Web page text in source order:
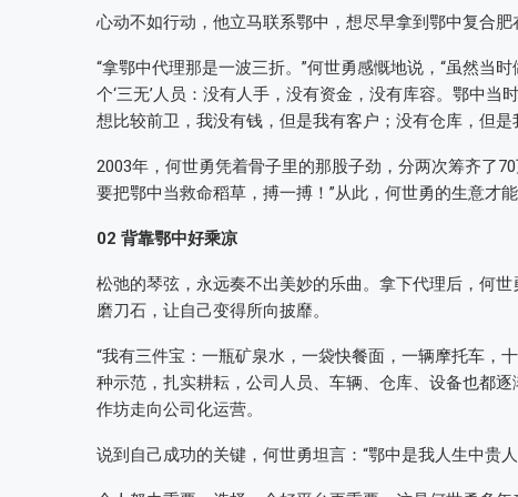
心动不如行动，他立马联系鄂中，想尽早拿到鄂中复合肥
“拿鄂中代理那是一波三折。”何世勇感慨地说，“虽然当
个‘三无’人员：没有人手，没有资金，没有库容。鄂中
想比较前卫，我没有钱，但是我有客户；没有仓库，但
2003年，何世勇凭着骨子里的那股子劲，分两次筹齐了
要把鄂中当救命稻草，搏一搏！”从此，何世勇的生意才
02 背靠鄂中好乘凉
松弛的琴弦，永远奏不出美妙的乐曲。拿下代理后，何
磨刀石，让自己变得所向披靡。
“我有三件宝：一瓶矿泉水，一袋快餐面，一辆摩托车，
种示范，扎实耕耘，公司人员、车辆、仓库、设备也都
作坊走向公司化运营。
说到自己成功的关键，何世勇坦言：“鄂中是我人生中贵